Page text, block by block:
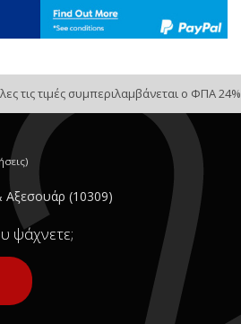
τις τιμές συμπεριλαμβάνεται ο ΦΠΑ 24%
Αξεσουάρ (10309)
ψάχνετε;